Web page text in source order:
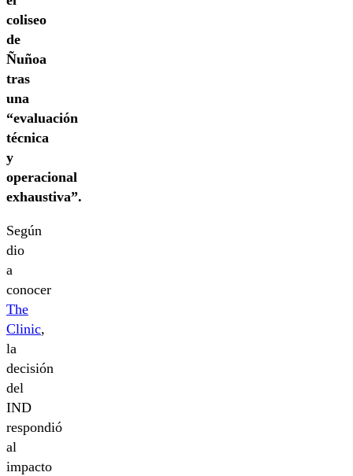
coliseo
de
Ñuñoa
tras
una
“evaluación
técnica
y
operacional
exhaustiva”.
Según
dio
a
conocer
The
Clinic,
la
decisión
del
IND
respondió
al
impacto